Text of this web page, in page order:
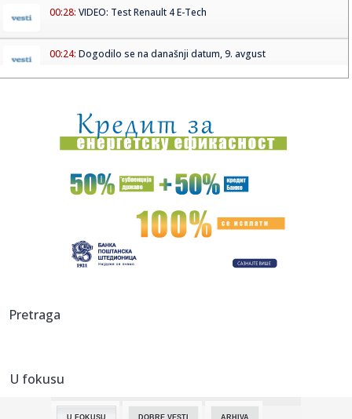
00:28: VIDEO: Test Renault 4 E-Tech
00:24: Dogodilo se na današnji datum, 9. avgust
00:24:Bez golova u Hercegovini: Široki i Sloga, Sarajevo i Radnik
remi...
00:20:Đura Đ. Trajković br. 26: Plejlista za sivu zonu (Fontaines
Velika akcija tokom noći i ranog jutra u Beogradu: Ekipe
00:02:Na današnji dan, 9. avgust
završio sezon...
23:45:
Pretraga
U fokusu
U FOKUSU DOBRE VESTI ARHIVA